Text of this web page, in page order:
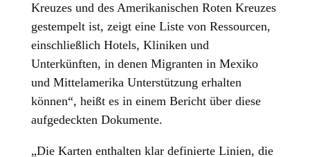
Kreuzes und des Amerikanischen Roten Kreuzes
gestempelt ist, zeigt eine Liste von Ressourcen,
einschließlich Hotels, Kliniken und
Unterkünften, in denen Migranten in Mexiko
und Mittelamerika Unterstützung erhalten
können“, heißt es in einem Bericht über diese
aufgedeckten Dokumente.
„Die Karten enthalten klar definierte Linien, die